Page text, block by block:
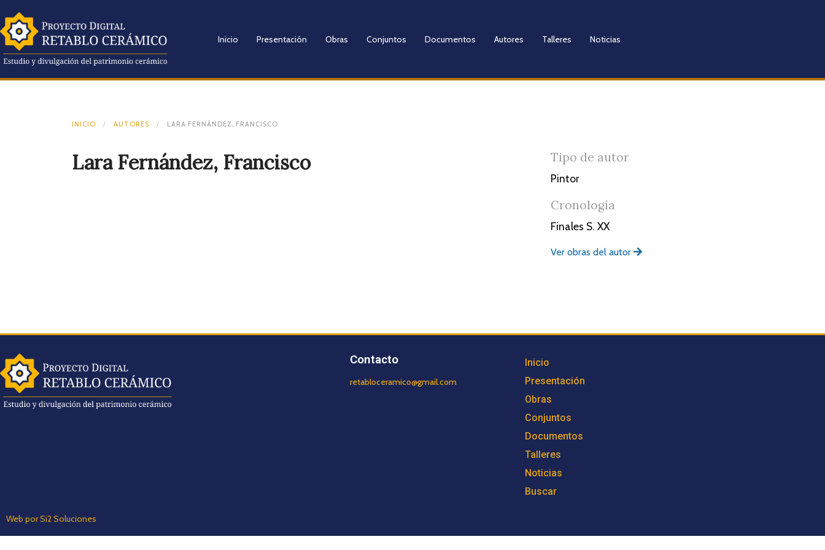
Inicio Presentación Obras Conjuntos Documentos Autores Talleres Noticias
INICIO AUTORES LARA FERNÁNDEZ, FRANCISCO
Lara Fernández, Francisco Tipo de autor
Pintor
Cronología
Finales S. XX
Ver obras del autor
Contacto
retabloceramico@gmail.com
Inicio
Presentación
Obras
Conjuntos
Documentos
Talleres
Noticias
Buscar
Web por Si2 Soluciones